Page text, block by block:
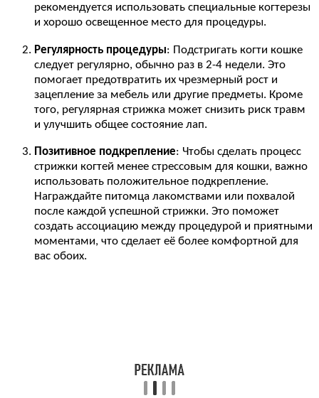
рекомендуется использовать специальные когтерезы
и хорошо освещенное место для процедуры.
Регулярность процедуры: Подстригать когти кошке
следует регулярно, обычно раз в 2-4 недели. Это
помогает предотвратить их чрезмерный рост и
зацепление за мебель или другие предметы. Кроме
того, регулярная стрижка может снизить риск травм
и улучшить общее состояние лап.
Позитивное подкрепление: Чтобы сделать процесс
стрижки когтей менее стрессовым для кошки, важно
использовать положительное подкрепление.
Награждайте питомца лакомствами или похвалой
после каждой успешной стрижки. Это поможет
создать ассоциацию между процедурой и приятными
моментами, что сделает её более комфортной для
вас обоих.